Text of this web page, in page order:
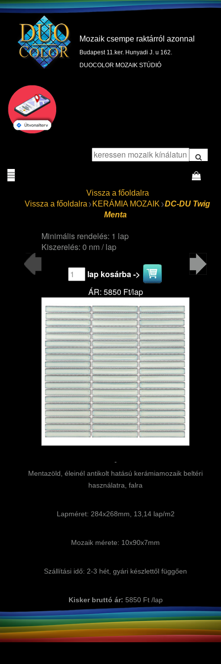
Mozaik csempe raktárról azonnal
Budapest 11.ker. Hunyadi J. u 162.
DUOCOLOR MOZAIK STÚDIÓ
Vissza a főoldalra
Vissza a főoldalra
KERÁMIA MOZAIK
DC-DU Twig
Menta
Minimális rendelés: 1 lap
Kiszerelés: 0 nm / lap
lap kosárba ->
ÁR: 5850 Ft/lap
-
Mentazöld, éleinél antikolt hatású kerámiamozaik beltéri
használatra, falra
Lapméret: 284x268mm, 13,14 lap/m2
Mozaik mérete: 10x90x7mm
Szállítási idő: 2-3 hét, gyári készlettől függően
Kisker bruttó ár: 5850 Ft /lap